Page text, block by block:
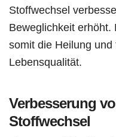
Stoffwechsel
Beweglichkeit erhöht.
somit die Heilung
Lebensqualität.
Verbesserung
Stoffwechsel